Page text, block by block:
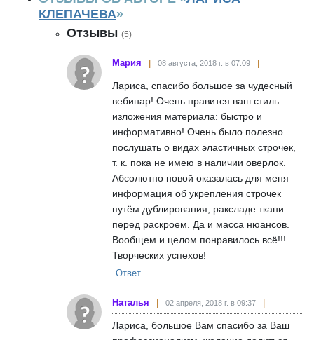
КЛЕПАЧЕВА»
Отзывы (5)
Мария 08 августа, 2018 г. в 07:09
Лариса, спасибо большое за чудесный
вебинар! Очень нравится ваш стиль
изложения материала: быстро и
информативно! Очень было полезно
послушать о видах эластичных строчек,
т. к. пока не имею в наличии оверлок.
Абсолютно новой оказалась для меня
информация об укрепления строчек
путём дублирования, раксладе ткани
перед раскроем. Да и масса нюансов.
Вообщем и целом понравилось всё!!!
Творческих успехов!
Ответ
Наталья 02 апреля, 2018 г. в 09:37
Лариса, большое Вам спасибо за Ваш